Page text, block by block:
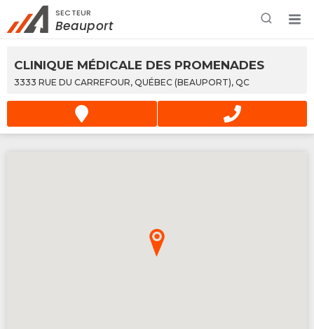
Rechercher à proximité - Entreprise / Rabais /
Services
SECTEUR
Beauport
CLINIQUE MÉDICALE DES PROMENADES
3333 RUE DU CARREFOUR, QUÉBEC (BEAUPORT), QC